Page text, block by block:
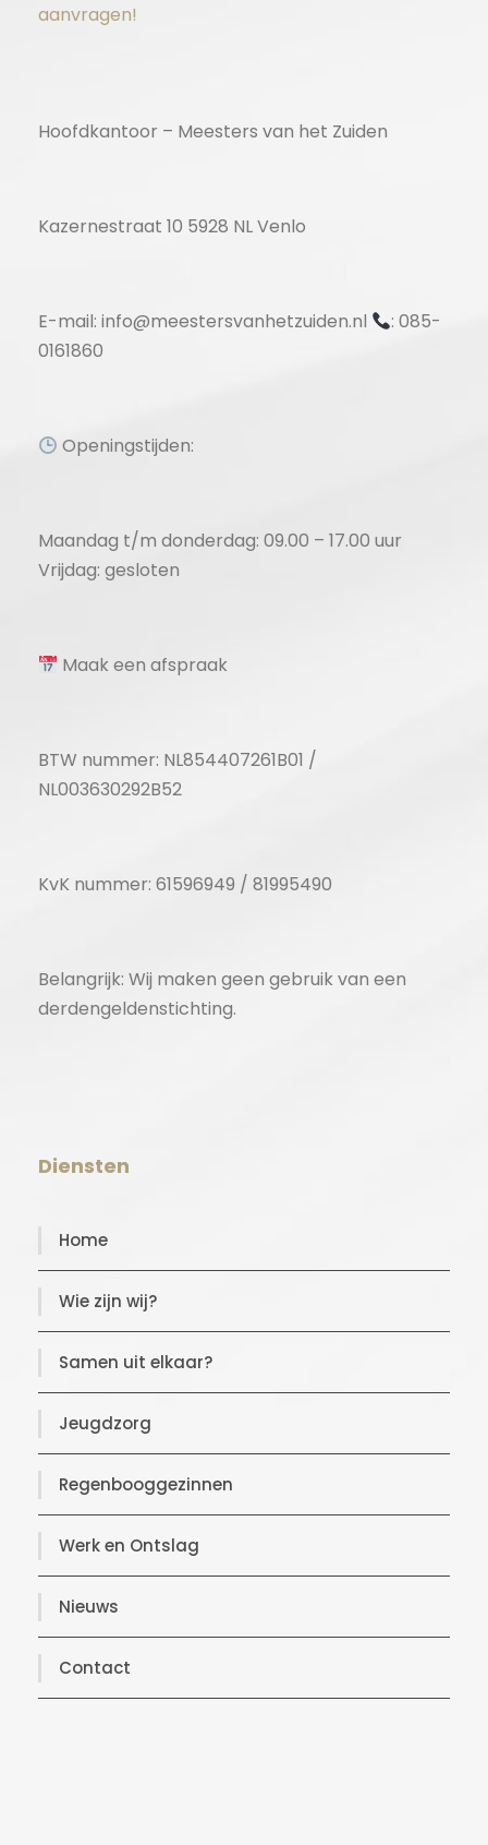
aanvragen!
Hoofdkantoor – Meesters van het Zuiden
Kazernestraat 10 5928 NL Venlo
E-mail: info@meestersvanhetzuiden.nl
: 085-
0161860
Openingstijden:
Maandag t/m donderdag: 09.00 – 17.00 uur
Vrijdag: gesloten
Maak een afspraak
BTW nummer: NL854407261B01 /
NL003630292B52
KvK nummer: 61596949 / 81995490
Belangrijk: Wij maken geen gebruik van een
derdengeldenstichting.
Diensten
Home
Wie zijn wij?
Samen uit elkaar?
Jeugdzorg
Regenbooggezinnen
Werk en Ontslag
Nieuws
Contact